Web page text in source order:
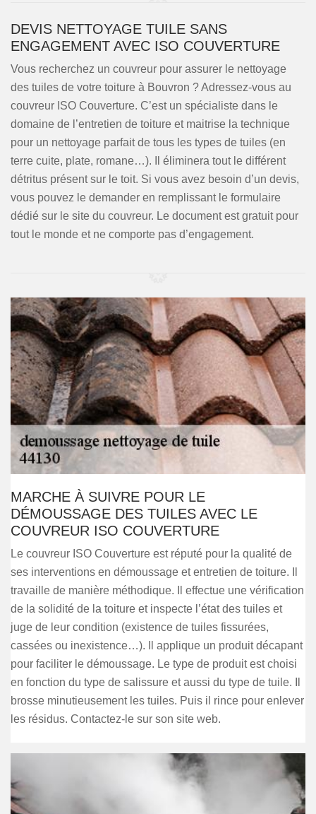
DEVIS NETTOYAGE TUILE SANS
ENGAGEMENT AVEC ISO COUVERTURE
Vous recherchez un couvreur pour assurer le nettoyage
des tuiles de votre toiture à Bouvron ? Adressez-vous au
couvreur ISO Couverture. C’est un spécialiste dans le
domaine de l’entretien de toiture et maitrise la technique
pour un nettoyage parfait de tous les types de tuiles (en
terre cuite, plate, romane…). Il éliminera tout le différent
détritus présent sur le toit. Si vous avez besoin d’un devis,
vous pouvez le demander en remplissant le formulaire
dédié sur le site du couvreur. Le document est gratuit pour
tout le monde et ne comporte pas d’engagement.
MARCHE À SUIVRE POUR LE
DÉMOUSSAGE DES TUILES AVEC LE
COUVREUR ISO COUVERTURE
Le couvreur ISO Couverture est réputé pour la qualité de
ses interventions en démoussage et entretien de toiture. Il
travaille de manière méthodique. Il effectue une vérification
de la solidité de la toiture et inspecte l’état des tuiles et
juge de leur condition (existence de tuiles fissurées,
cassées ou inexistence…). Il applique un produit décapant
pour faciliter le démoussage. Le type de produit est choisi
en fonction du type de salissure et aussi du type de tuile. Il
brosse minutieusement les tuiles. Puis il rince pour enlever
les résidus. Contactez-le sur son site web.